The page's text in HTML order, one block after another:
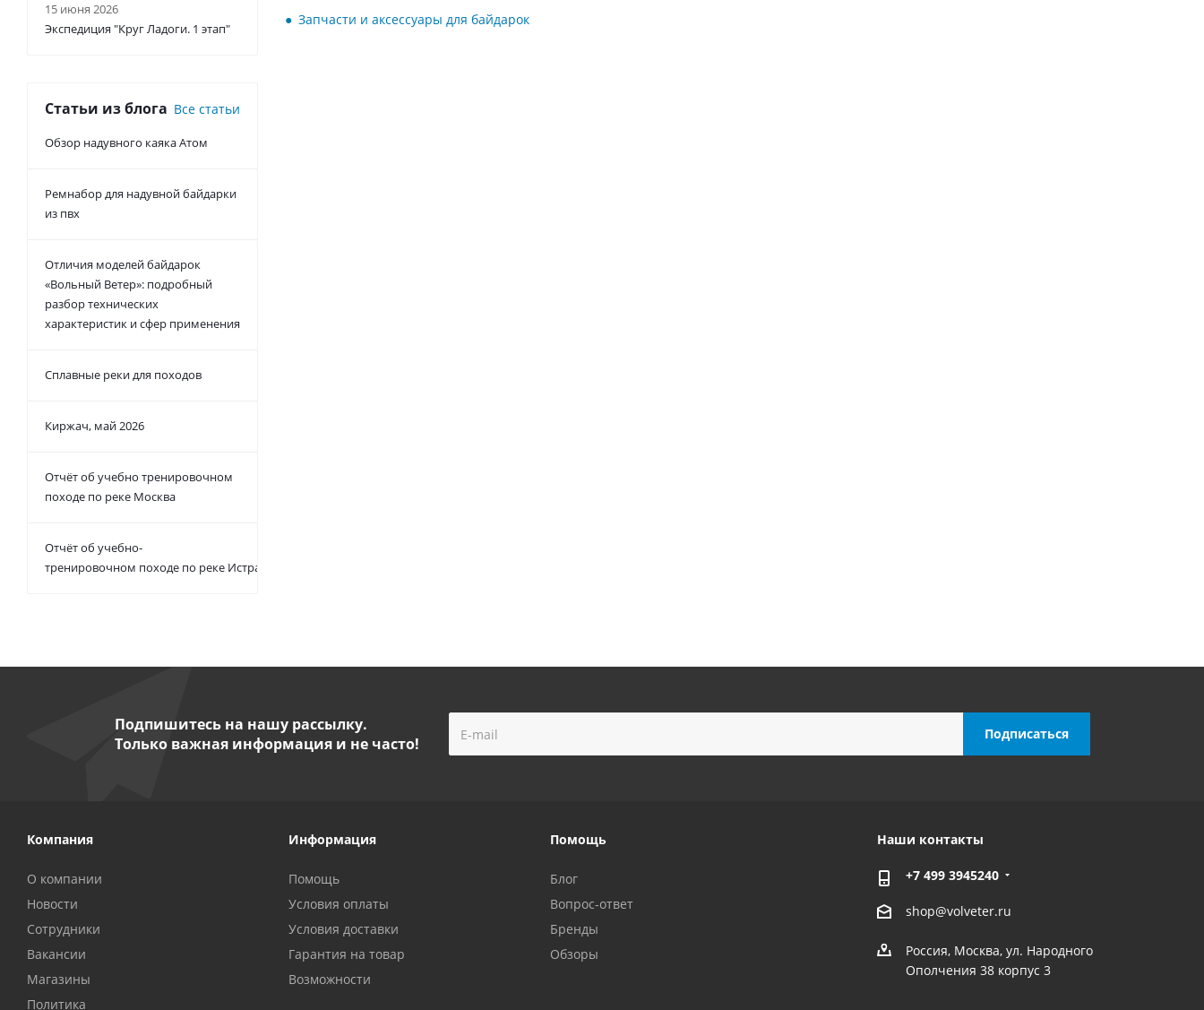
Запчасти и аксессуары для байдарок
15 июня 2026
Экспедиция "Круг Ладоги. 1 этап"
Статьи из блога Все статьи
Обзор надувного каяка Атом
Ремнабор для надувной байдарки
из пвх
Отличия моделей байдарок
«Вольный Ветер»: подробный
разбор технических
характеристик и сфер применения
Сплавные реки для походов
Киржач, май 2026
Отчёт об учебно тренировочном
походе по реке Москва
Отчёт об учебно-
тренировочном походе по реке Истра
Подпишитесь на нашу рассылку.
Только важная информация и не часто!
Компания
О компании
Новости
Сотрудники
Вакансии
Магазины
Политика
Информация
Помощь
Условия оплаты
Условия доставки
Гарантия на товар
Возможности
Помощь
Блог
Вопрос-ответ
Бренды
Обзоры
Наши контакты
+7 499 3945240
shop@volveter.ru
Россия, Москва, ул. Народного
Ополчения 38 корпус 3